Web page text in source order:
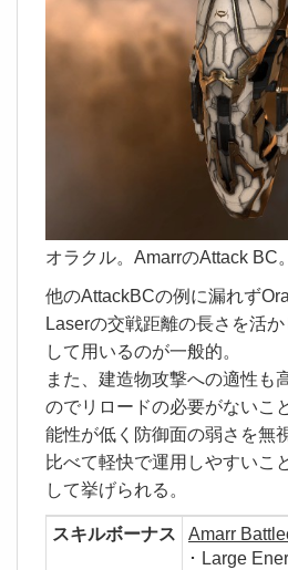
オラクル。AmarrのAttack BC。
他のAttackBCの例に漏れず
Laserの交戦距離の長さを活
して用いるのが一般的。
また、建造物攻撃への適性も
のでリロードの必要がないこ
能性が低く防御面の弱さを無
比べて軽快で運用しやすいこ
して挙げられる。
スキルボーナス Amarr
･ Large